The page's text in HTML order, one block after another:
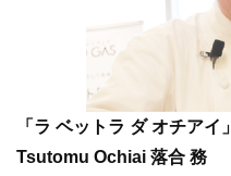
「ラ ベットラ ダ オチアイ」
Tsutomu Ochiai 落合 務